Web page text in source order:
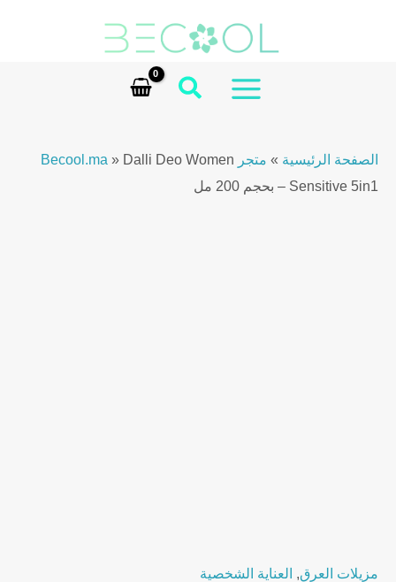
MAIN
الصفحة الرئيسية » متجر Becool.ma » Dalli Deo Women
Sensitive 5in1 – بحجم 200 مل
مزيلات العرق, العناية الشخصية